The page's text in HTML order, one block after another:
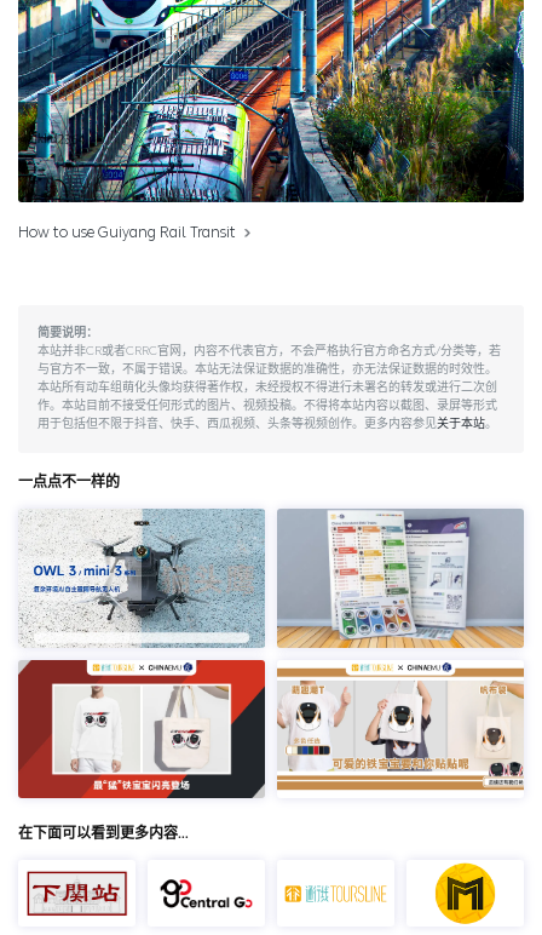
How to use Guiyang Rail Transit
简要说明：
本站并非CR或者CRRC官网，内容不代表官方，不会严格执行官方命名方式/分类等，若
与官方不一致，不属于错误。本站无法保证数据的准确性，亦无法保证数据的时效性。
本站所有动车组萌化头像均获得著作权，未经授权不得进行未署名的转发或进行二次创
作。本站目前不接受任何形式的图片、视频投稿。不得将本站内容以截图、录屏等形式
用于包括但不限于抖音、快手、西瓜视频、头条等视频创作。更多内容参见关于本站。
一点点不一样的
在下面可以看到更多内容…